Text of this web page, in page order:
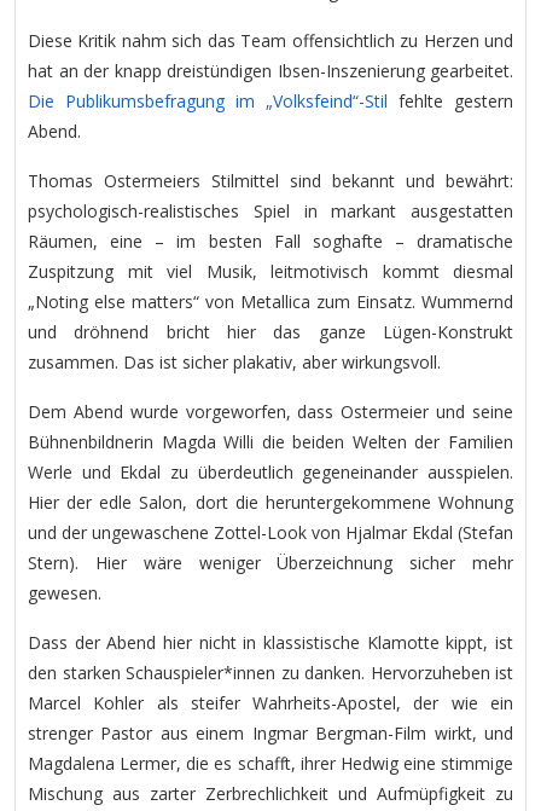
Diese Kritik nahm sich das Team offensichtlich zu Herzen und
hat an der knapp dreistündigen Ibsen-Inszenierung gearbeitet.
Die Publikumsbefragung im „Volksfeind“-Stil fehlte gestern
Abend.
Thomas Ostermeiers Stilmittel sind bekannt und bewährt:
psychologisch-realistisches Spiel in markant ausgestatten
Räumen, eine – im besten Fall soghafte – dramatische
Zuspitzung mit viel Musik, leitmotivisch kommt diesmal
„Noting else matters“ von Metallica zum Einsatz. Wummernd
und dröhnend bricht hier das ganze Lügen-Konstrukt
zusammen. Das ist sicher plakativ, aber wirkungsvoll.
Dem Abend wurde vorgeworfen, dass Ostermeier und seine
Bühnenbildnerin Magda Willi die beiden Welten der Familien
Werle und Ekdal zu überdeutlich gegeneinander ausspielen.
Hier der edle Salon, dort die heruntergekommene Wohnung
und der ungewaschene Zottel-Look von Hjalmar Ekdal (Stefan
Stern). Hier wäre weniger Überzeichnung sicher mehr
gewesen.
Dass der Abend hier nicht in klassistische Klamotte kippt, ist
den starken Schauspieler*innen zu danken. Hervorzuheben ist
Marcel Kohler als steifer Wahrheits-Apostel, der wie ein
strenger Pastor aus einem Ingmar Bergman-Film wirkt, und
Magdalena Lermer, die es schafft, ihrer Hedwig eine stimmige
Mischung aus zarter Zerbrechlichkeit und Aufmüpfigkeit zu